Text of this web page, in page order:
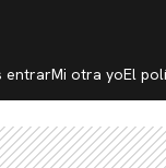
entrarMi otra yoEl